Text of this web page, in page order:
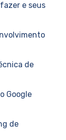
e seus
de
Google
de